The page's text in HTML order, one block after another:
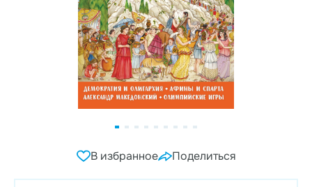
В избранное Поделиться